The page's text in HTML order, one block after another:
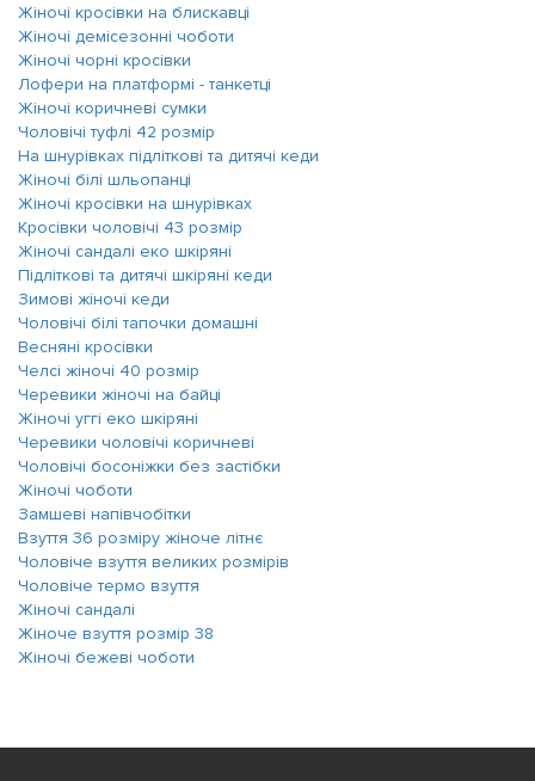
Жіночі кросівки на блискавці
Жіночі демісезонні чоботи
Жіночі чорні кросівки
Лофери на платформі - танкетці
Жіночі коричневі сумки
Чоловічі туфлі 42 розмір
На шнурівках підліткові та дитячі кеди
Жіночі білі шльопанці
Жіночі кросівки на шнурівках
Кросівки чоловічі 43 розмір
Жіночі сандалі еко шкіряні
Підліткові та дитячі шкіряні кеди
Зимові жіночі кеди
Чоловічі білі тапочки домашні
Весняні кросівки
Челсі жіночі 40 розмір
Черевики жіночі на байці
Жіночі уггі еко шкіряні
Черевики чоловічі коричневі
Чоловічі босоніжки без застібки
Жіночі чоботи
Замшеві напівчобітки
Взуття 36 розміру жіноче літнє
Чоловіче взуття великих розмірів
Чоловіче термо взуття
Жіночі сандалі
Жіноче взуття розмір 38
Жіночі бежеві чоботи